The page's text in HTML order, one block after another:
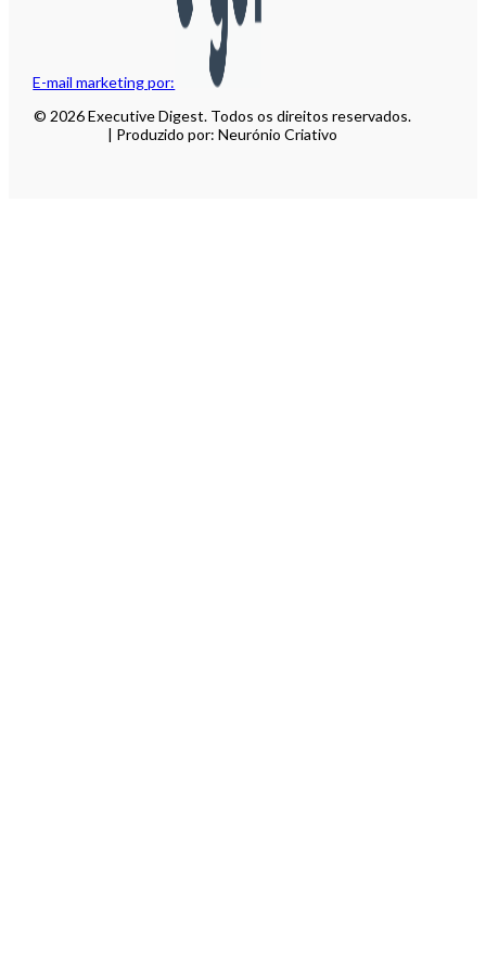
E-mail marketing por:
© 2026 Executive Digest. Todos os direitos reservados.
| Produzido por: Neurónio Criativo